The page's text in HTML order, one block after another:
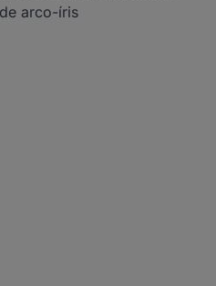
arco-íris